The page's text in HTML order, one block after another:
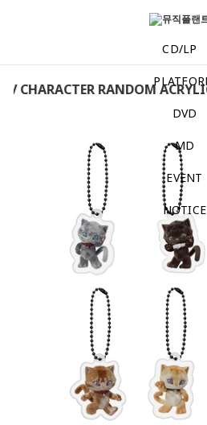
CD/LP
DVD
MD
EVENT
NOTICE
CHARACTER RANDOM